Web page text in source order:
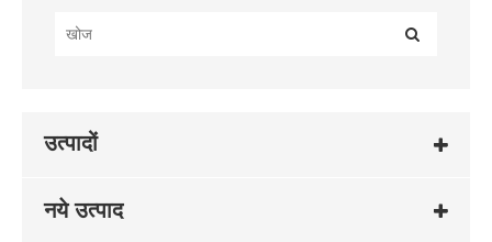
उत्पादों
नये उत्पाद